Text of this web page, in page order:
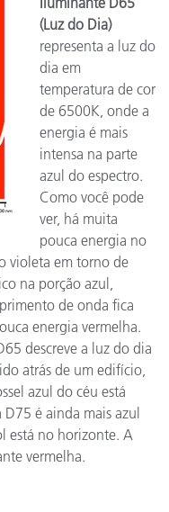
(Luz do Dia)
representa a luz do
dia em
temperatura de cor
de 6500K, onde a
energia é mais
intensa na parte
azul do espectro.
Como você pode
ver, há muita
pouca energia no
violeta em torno de
na porção azul,
de onda fica
energia vermelha.
descreve a luz do dia
atrás de um edifício,
azul do céu está
é ainda mais azul
está no horizonte. A
vermelha.